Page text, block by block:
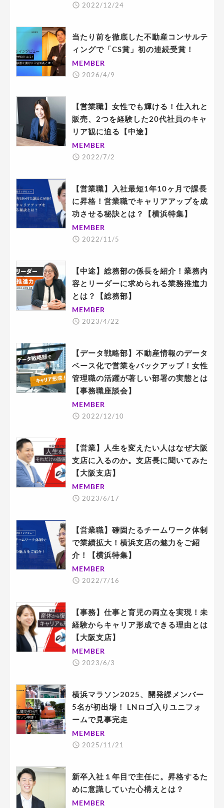
2022/12/24
当たり前を徹底した不動産コンサルテ
ィングで「CS賞」初の連続受賞！
MEMBER
2026/4/9
【営業職】女性でも輝ける！仕入れと
販売、2つを経験した20代社員のキャ
リア観に迫る【中途】
MEMBER
2022/7/2
【営業職】入社最短1年10ヶ月で課長
に昇格！営業職でキャリアアップを成
功させる秘訣とは？【横浜特集】
MEMBER
2022/11/5
【中途】総務部の係長を紹介！業務内
容とリーダーに求められる業務推進力
とは？【総務部】
MEMBER
2023/4/22
【データ戦略部】不動産情報のデータ
ベース化で営業をバックアップ！女性
管理職の活躍が著しい部署の実態とは
【事務職座談会】
MEMBER
2022/12/10
【営業】人生を変えたい人はなぜ大阪
支店に入るのか。支店長に聞いてみた
【大阪支店】
MEMBER
2023/6/17
【営業職】確固たるチームワーク体制
で業績拡大！横浜支店の魅力をご紹
介！【横浜特集】
MEMBER
2022/7/16
【事務】仕事と育児の両立を実現！未
経験からキャリア形成できる理由とは
【大阪支店】
MEMBER
2023/6/3
横浜マラソン2025、開発課メンバー
5名が初出場！ LNロゴ入りユニフォ
ームで見事完走
MEMBER
2025/11/21
新卒入社１年目で主任に。昇格するた
めに意識していた心構えとは？
MEMBER